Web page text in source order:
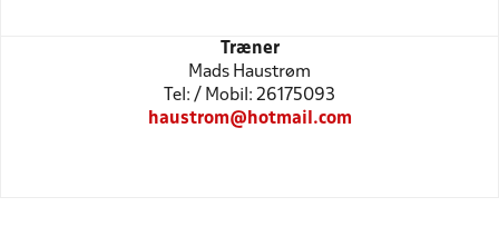
Træner
Mads Haustrøm
Tel: / Mobil: 26175093
haustrom@hotmail.com